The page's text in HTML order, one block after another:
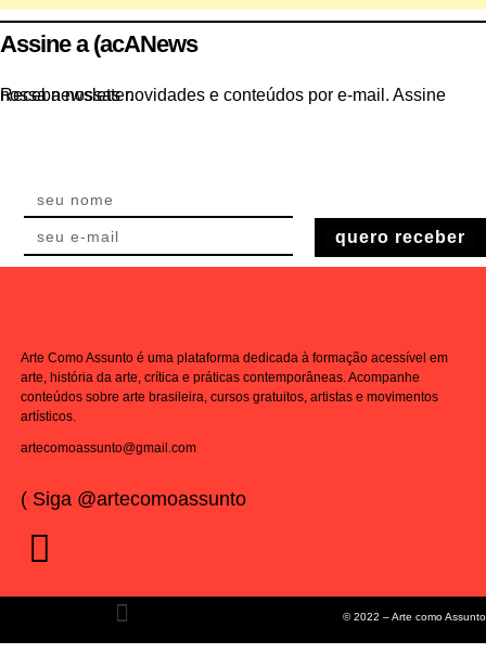
Assine a (acANews
Receba nossas novidades e conteúdos por e-mail. Assine nossa newsletter.
quero receber
Arte Como Assunto é uma plataforma dedicada à formação acessível em
arte, história da arte, crítica e práticas contemporâneas. Acompanhe
conteúdos sobre arte brasileira, cursos gratuitos, artistas e movimentos
artísticos.
artecomoassunto@gmail.com
( Siga @artecomoassunto
© 2022 – Arte como Assunto